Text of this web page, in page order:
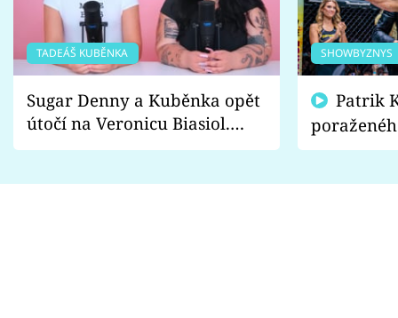
TADEÁŠ KUBĚNKA
Sugar Denny a Kuběnka opět
útočí na Veronicu Biasiol.
Proč je podle nich falešná a
SHOWBYZNYS
fanoušci